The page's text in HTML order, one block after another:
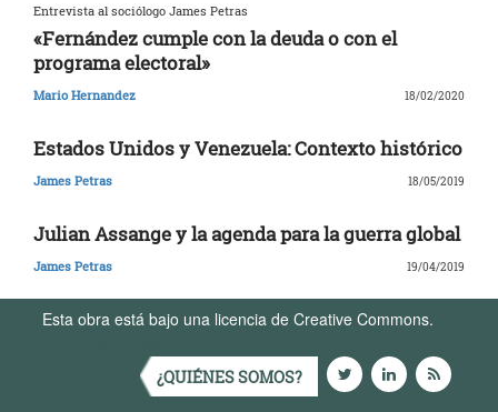
Entrevista al sociólogo James Petras
«Fernández cumple con la deuda o con el
programa electoral»
Mario Hernandez 18/02/2020
Estados Unidos y Venezuela: Contexto histórico
James Petras 18/05/2019
Julian Assange y la agenda para la guerra global
James Petras 19/04/2019
Esta obra está bajo una licencia de Creative Commons.
¿QUIÉNES SOMOS?